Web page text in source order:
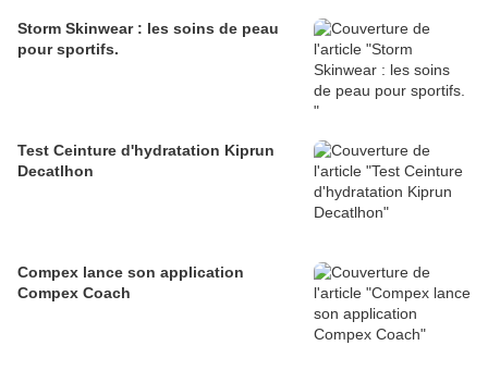
Storm Skinwear : les soins de peau
pour sportifs.
Test Ceinture d'hydratation Kiprun
Decatlhon
Compex lance son application
Compex Coach